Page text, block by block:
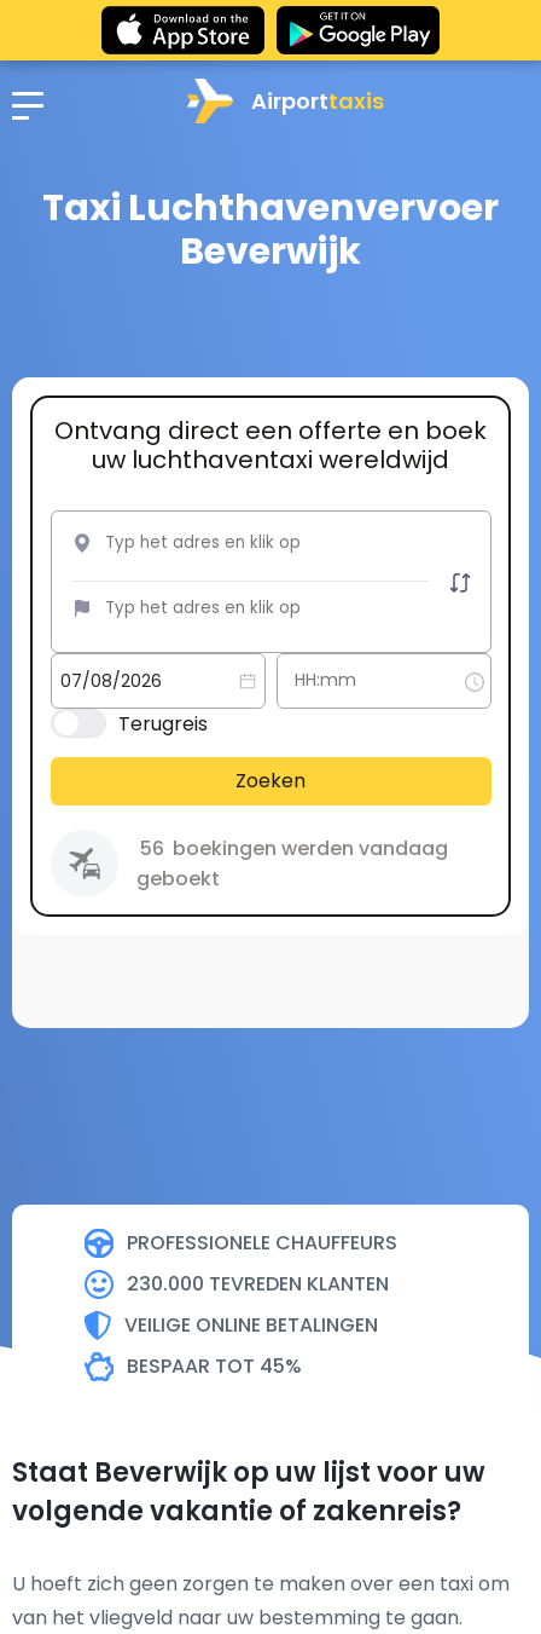
Airporttaxis
Taxi Luchthavenvervoer
Beverwijk
PROFESSIONELE CHAUFFEURS
230.000 TEVREDEN KLANTEN
VEILIGE ONLINE BETALINGEN
BESPAAR TOT 45%
Ontvang direct een offerte en boek
uw luchthaventaxi wereldwijd
Terugreis
Zoeken
56 boekingen werden vandaag
geboekt
Staat Beverwijk op uw lijst voor uw
volgende vakantie of zakenreis?
U hoeft zich geen zorgen te maken over een taxi om
van het vliegveld naar uw bestemming te gaan.